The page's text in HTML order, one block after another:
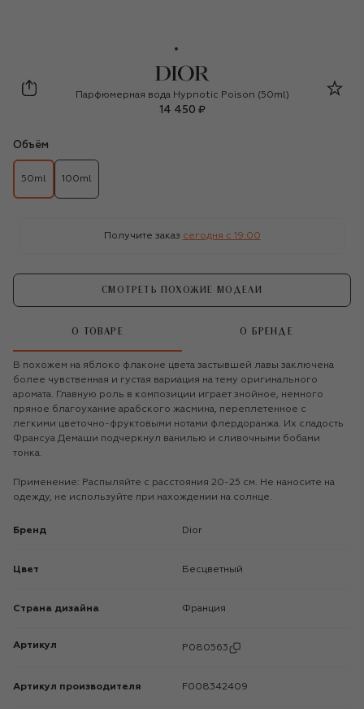
Dior
Парфюмерная вода Hypnotic Poison (50ml)
14 450 ₽
Объём
50ml 100ml
Получите заказ сегодня c 19:00
СМОТРЕТЬ ПОХОЖИЕ МОДЕЛИ
О ТОВАРЕ О БРЕНДЕ
В похожем на яблоко флаконе цвета застывшей лавы заключена
более чувственная и густая вариация на тему оригинального
аромата. Главную роль в композиции играет знойное, немного
пряное благоухание арабского жасмина, переплетенное с
легкими цветочно-фруктовыми нотами флердоранжа. Их сладость
Франсуа Демаши подчеркнул ванилью и сливочными бобами
тонка.
Применение: Распыляйте с расстояния 20-25 см. Не наносите на
одежду, не используйте при нахождении на солнце.
Бренд Dior
Цвет Бесцветный
Страна дизайна Франция
Артикул P080563
Артикул производителя F008342409